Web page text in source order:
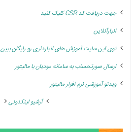
جهت دریافت کد CSR کلیک کنید
انبارآنلاین
توی این سایت آموزش های انبارداری رو رایگان ببین
ارسال صورتحساب به سامانه مودیان با مالیتور
ویدئو آموزشی نرم افزار مالیتور
آرشیو لینکدونی